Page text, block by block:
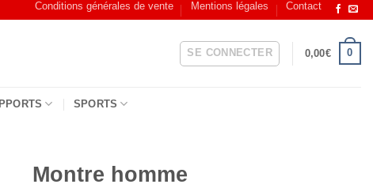
Conditions générales de vente Mentions légales Contact
SE CONNECTER 0,00€ 0
SPORTS
Montre homme